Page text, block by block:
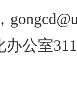
，
公室311